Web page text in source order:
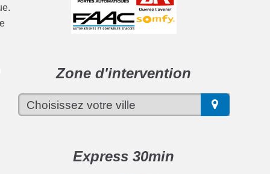
Zone d'intervention
Express 30min